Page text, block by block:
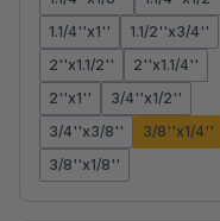
1.1/4''x1''
1.1/2''x3/4''
2''x1.1/2''
2''x1.1/4''
2''x1''
3/4''x1/2''
3/4''x3/8''
3/8''x1/4''
3/8''x1/8''